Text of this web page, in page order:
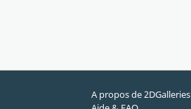
A propos de 2DGalleries